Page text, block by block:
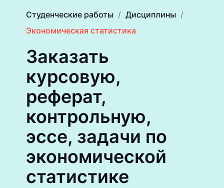
Студенческие работы
Дисциплины
Экономическая статистика
Заказать
курсовую,
реферат,
контрольную,
эссе, задачи по
экономической
статистике